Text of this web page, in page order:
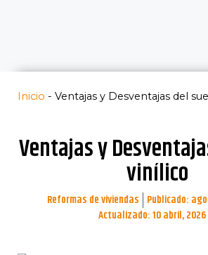
Inicio - Ventajas y Desventajas del
Ventajas y
vinílico
Reformas de viviendas Publicado:
Actualizado: 10 abril, 2026